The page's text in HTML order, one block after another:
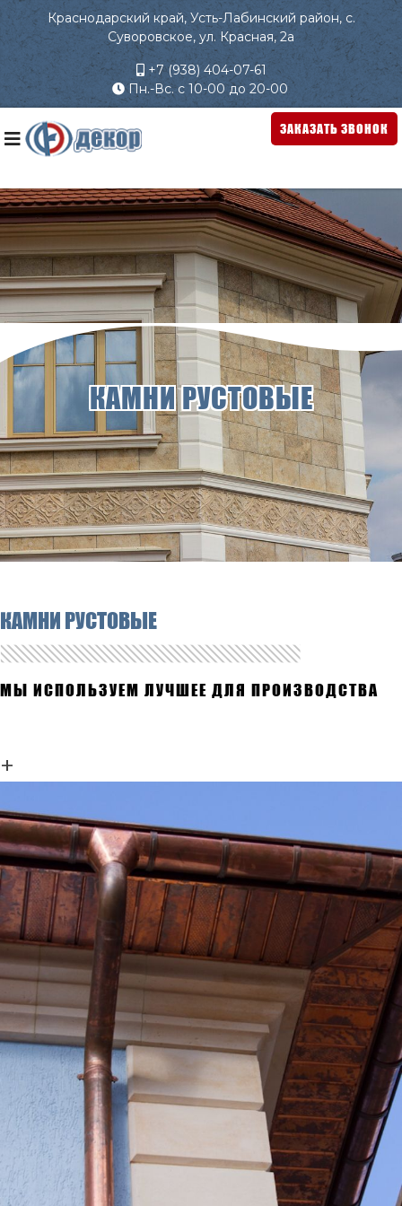
Краснодарский край, Усть-Лабинский район, с.
Суворовское, ул. Красная, 2а
+7 (938) 404-07-61
Пн.-Вс. с 10-00 до 20-00
ЗАКАЗАТЬ ЗВОНОК
КАМНИ РУСТОВЫЕ
КАМНИ РУСТОВЫЕ
МЫ ИСПОЛЬЗУЕМ ЛУЧШЕЕ ДЛЯ ПРОИЗВОДСТВА
+